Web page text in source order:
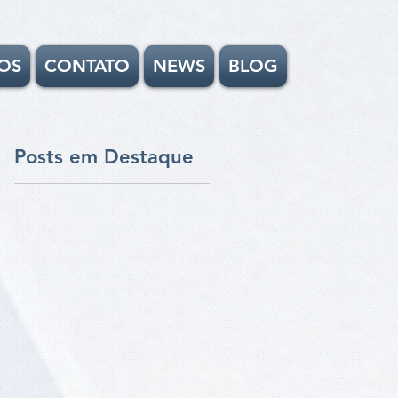
CONTATO NEWS BLOG
Posts em Destaque